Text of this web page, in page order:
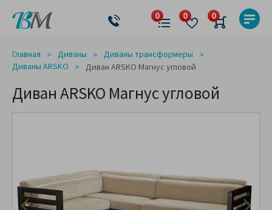
Главная Диваны
Диваны трансформеры
Диваны ARSKO
Диван ARSKO Магнус угловой
Диван ARSKO Магнус угловой